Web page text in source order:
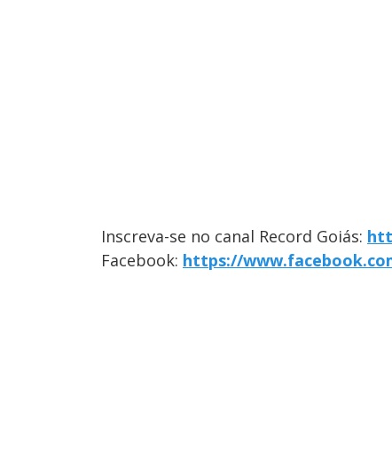
Inscreva-se no canal Record Goiás:
Facebook: https://